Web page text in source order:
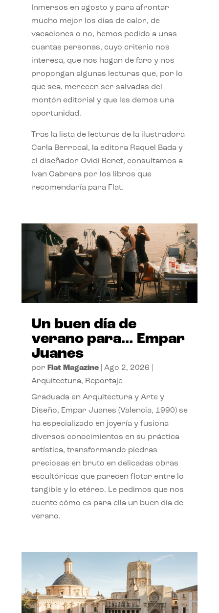
Inmersos en agosto y para afrontar
mucho mejor los días de calor, de
vacaciones o no, hemos pedido a unas
cuantas personas, cuyo criterio nos
interesa, que nos hagan de faro y nos
propongan algunas lecturas que, por lo
que sea, merecen ser salvadas del
montón editorial y que les demos una
oportunidad.
Tras la lista de lecturas de la ilustradora
Carla Berrocal, la editora Raquel Bada y
el diseñador Ovidi Benet, consultamos a
Ivan Cabrera por los libros que
recomendaría para Flat.
Un buen día de
verano para… Empar
Juanes
por Flat Magazine| Ago 2, 2026
Arquitectura, Reportaje
Graduada en Arquitectura y Arte y
Diseño, Empar Juanes (Valencia, 1990) se
ha especializado en joyería y fusiona
diversos conocimientos en su práctica
artística, transformando piedras
preciosas en bruto en delicadas obras
escultóricas que parecen flotar entre lo
tangible y lo etéreo. Le pedimos que nos
cuente cómo es para ella un buen día de
verano.